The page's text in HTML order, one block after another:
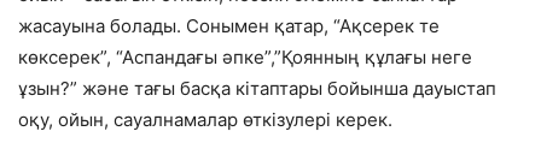
жасауына болады. Сонымен қатар, “Ақсерек те
көксерек”, “Аспандағы әпке”,”Қоянның құлағы неге
ұзын?” және тағы басқа кітаптары бойынша дауыстап
оқу, ойын, сауалнамалар өткізулері керек.